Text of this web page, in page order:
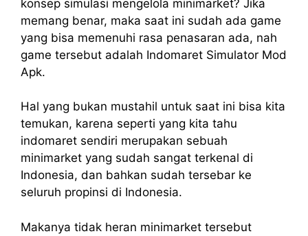
konsep simulasi mengelola minimarket? Jika
memang benar, maka saat ini sudah ada game
yang bisa memenuhi rasa penasaran ada, nah
game tersebut adalah Indomaret Simulator Mod
Apk.
Hal yang bukan mustahil untuk saat ini bisa kita
temukan, karena seperti yang kita tahu
indomaret sendiri merupakan sebuah
minimarket yang sudah sangat terkenal di
Indonesia, dan bahkan sudah tersebar ke
seluruh propinsi di Indonesia.
Makanya tidak heran minimarket tersebut